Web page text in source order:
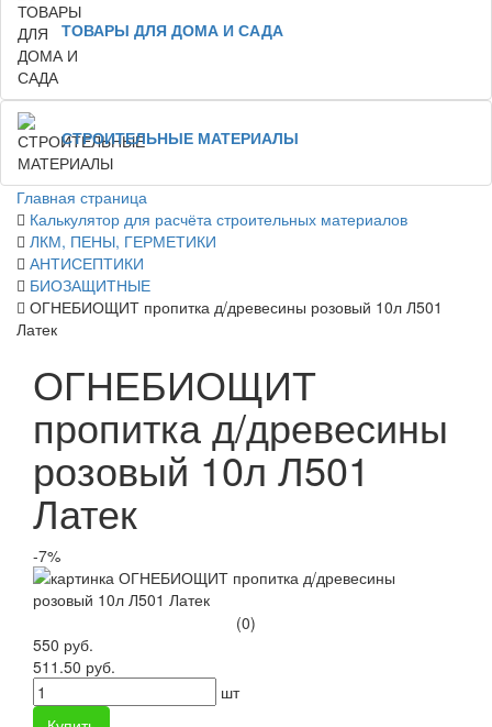
ТОВАРЫ ДЛЯ ДОМА И САДА
СТРОИТЕЛЬНЫЕ МАТЕРИАЛЫ
Главная страница
Калькулятор для расчёта строительных материалов
ЛКМ, ПЕНЫ, ГЕРМЕТИКИ
АНТИСЕПТИКИ
БИОЗАЩИТНЫЕ
ОГНЕБИОЩИТ пропитка д/древесины розовый 10л Л501
Латек
ОГНЕБИОЩИТ
пропитка д/древесины
розовый 10л Л501
Латек
-7%
(0)
550 руб.
511.50 руб.
шт